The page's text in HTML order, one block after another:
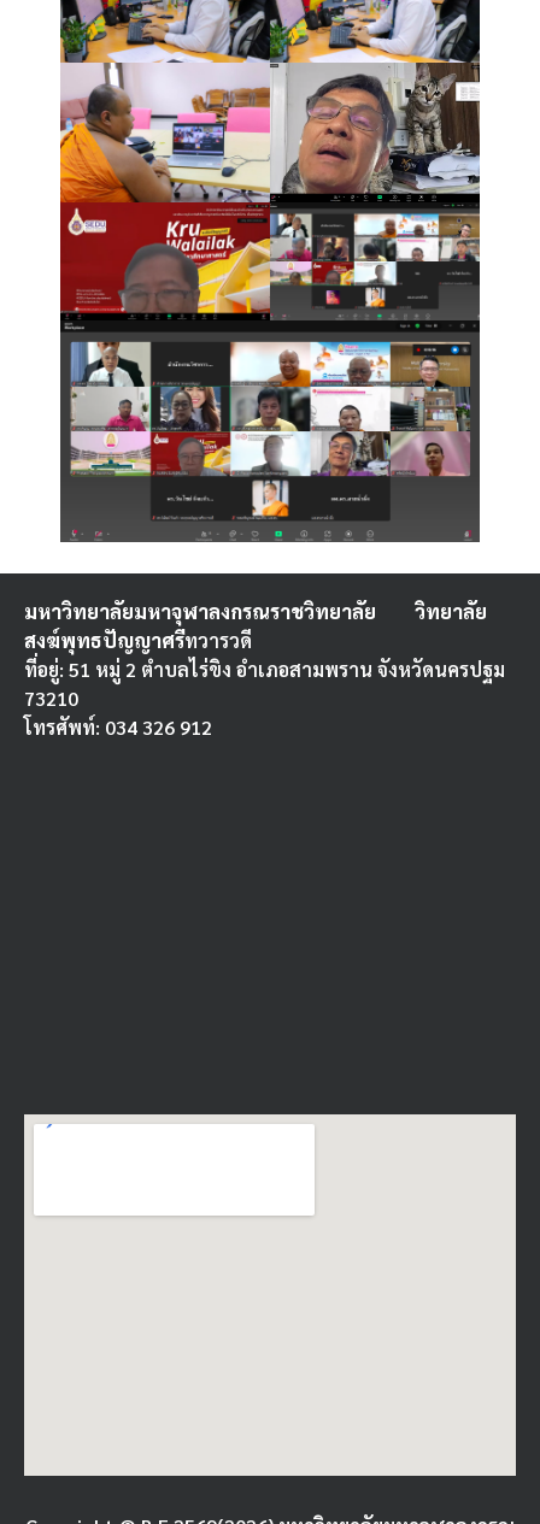
มหาวิทยาลัยมหาจุฬาลงกรณราชวิทยาลัย วิทยาลัย
สงฆ์พุทธปัญญาศรีทวารวดี
ที่อยู่: 51 หมู่ 2 ตำบลไร่ขิง อำเภอสามพราน จังหวัดนครปฐม
73210
โทรศัพท์: 034 326 912